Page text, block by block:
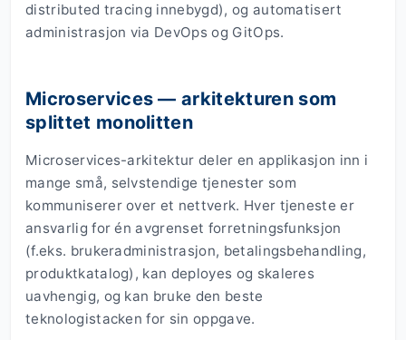
distributed tracing innebygd), og automatisert
administrasjon via DevOps og GitOps.
Microservices — arkitekturen som
splittet monolitten
Microservices-arkitektur deler en applikasjon inn i
mange små, selvstendige tjenester som
kommuniserer over et nettverk. Hver tjeneste er
ansvarlig for én avgrenset forretningsfunksjon
(f.eks. brukeradministrasjon, betalingsbehandling,
produktkatalog), kan deployes og skaleres
uavhengig, og kan bruke den beste
teknologistacken for sin oppgave.